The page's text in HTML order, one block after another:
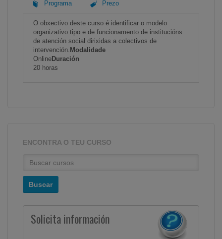
Programa Prezo
O obxectivo deste curso é identificar o modelo
organizativo tipo e de funcionamento de institucións
de atención social dirixidas a colectivos de
intervención. Modalidade
Online Duración
20 horas
ENCONTRA O TEU CURSO
Solicita información